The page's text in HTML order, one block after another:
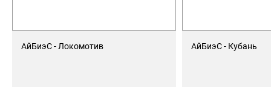
АйБиэС - Локомотив АйБиэС - Кубань